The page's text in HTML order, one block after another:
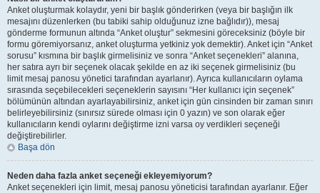
Anket oluşturmak kolaydır, yeni bir başlık gönderirken (veya bir başlığın ilk
mesajını düzenlerken (bu tabiki sahip olduğunuz izne bağlıdır)), mesaj
gönderme formunun altında “Anket oluştur” sekmesini göreceksiniz (böyle bir
formu göremiyorsanız, anket oluşturma yetkiniz yok demektir). Anket için “Anket
sorusu” kısmına bir başlık girmelisiniz ve sonra “Anket seçenekleri” alanına,
her satıra ayrı bir seçenek olacak şekilde en az iki seçenek girmelisiniz (bu
limit mesaj panosu yönetici tarafından ayarlanır). Ayrıca kullanıcıların oylama
sırasında seçebilecekleri seçeneklerin sayısını “Her kullanıcı için seçenek”
bölümünün altından ayarlayabilirsiniz, anket için gün cinsinden bir zaman sınırı
belirleyebilirsiniz (sınırsız sürede olması için 0 yazın) ve son olarak eğer
kullanıcıların kendi oylarını değiştirme izni varsa oy verdikleri seçeneği
değiştirebilirler.
Başa dön
Neden daha fazla anket seçeneği ekleyemiyorum?
Anket seçenekleri için limit, mesaj panosu yöneticisi tarafından ayarlanır. Eğer